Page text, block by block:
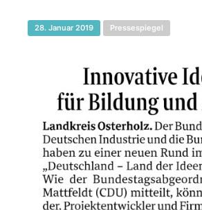
28. Januar 2019 Pressespiegel